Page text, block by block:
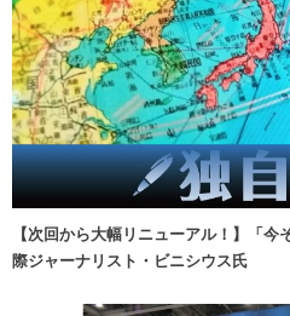
【次回から大幅リニューアル！】「
際ジャーナリスト・ビニシウス氏